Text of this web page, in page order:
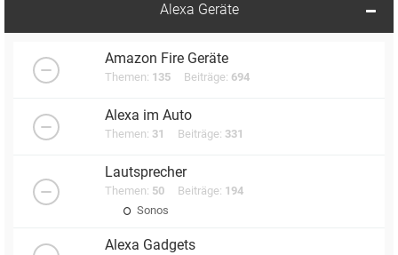
Alexa Geräte
Amazon Fire Geräte
Themen: 135 Beiträge: 694
Alexa im Auto
Themen: 31 Beiträge: 331
Lautsprecher
Themen: 50 Beiträge: 194
Sonos
Alexa Gadgets